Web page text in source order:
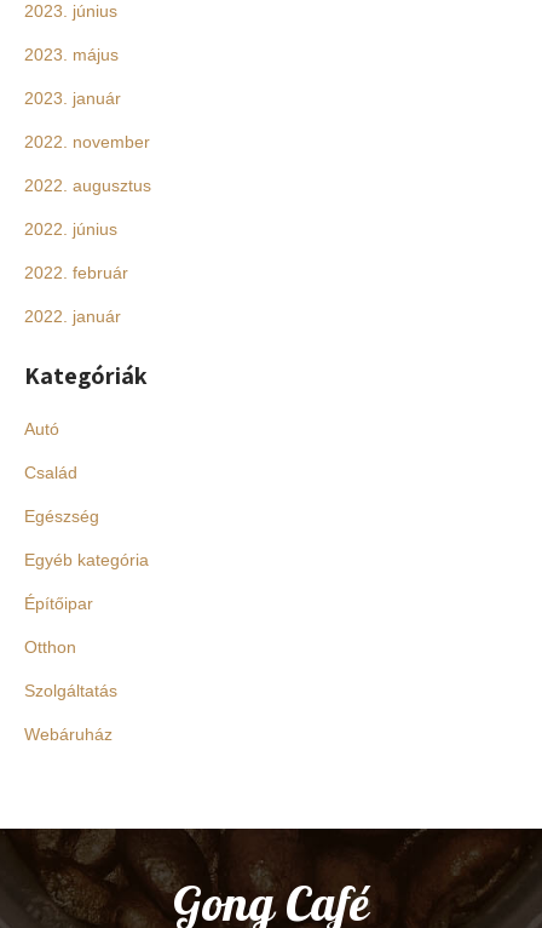
2023. június
2023. május
2023. január
2022. november
2022. augusztus
2022. június
2022. február
2022. január
Kategóriák
Autó
Család
Egészség
Egyéb kategória
Építőipar
Otthon
Szolgáltatás
Webáruház
Gong Café